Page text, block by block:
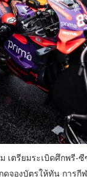
เตรียมระเบิดศึกพรี
องบัตรให้ทัน การกี